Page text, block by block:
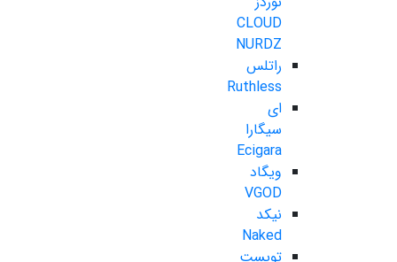
CLOUD
NURDZ
راتلس
Ruthless
ای
سیگارا
Ecigara
ویگاد
VGOD
نیکد
Naked
تویست